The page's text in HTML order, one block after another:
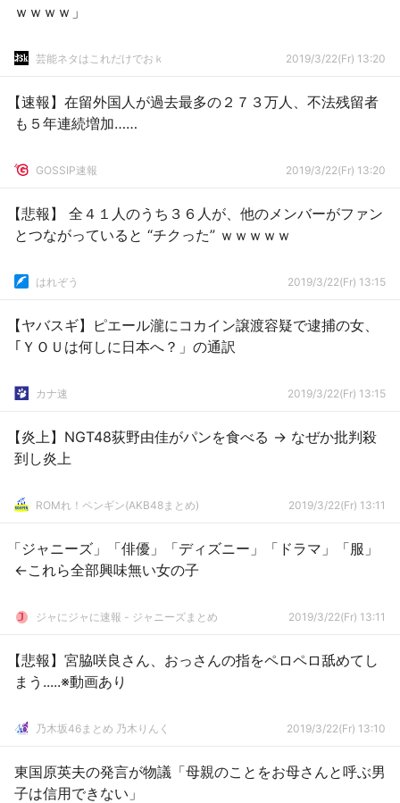
ｗｗｗｗ」
芸能ネタはこれだけでおｋ 2019/3/22(Fr) 13:20
【速報】在留外国人が過去最多の２７３万人、不法残留者
も５年連続増加……
GOSSIP速報 2019/3/22(Fr) 13:20
【悲報】 全４１人のうち３６人が、他のメンバーがファン
とつながっていると “チクった” ｗｗｗｗｗ
はれぞう 2019/3/22(Fr) 13:15
【ヤバスギ】ピエール瀧にコカイン譲渡容疑で逮捕の女、
｢ＹＯＵは何しに日本へ？」の通訳
カナ速 2019/3/22(Fr) 13:15
【炎上】NGT48荻野由佳がパンを食べる → なぜか批判殺
到し炎上
ROMれ！ペンギン(AKB48まとめ) 2019/3/22(Fr) 13:11
「ジャニーズ」「俳優」「ディズニー」「ドラマ」「服」
←これら全部興味無い女の子
ジャにジャに速報 - ジャニーズまとめ 2019/3/22(Fr) 13:11
【悲報】宮脇咲良さん、おっさんの指をペロペロ舐めてし
まう.....※動画あり
乃木坂46まとめ 乃木りんく 2019/3/22(Fr) 13:10
東国原英夫の発言が物議「母親のことをお母さんと呼ぶ男
子は信用できない」